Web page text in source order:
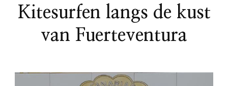
Kitesurfen langs de kust
van Fuerteventura